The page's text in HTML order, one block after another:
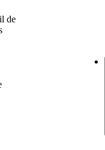
de